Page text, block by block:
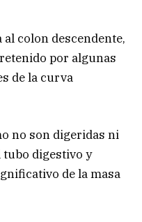
colon descendente,
por algunas
de la curva
no son digeridas ni
tubo digestivo y
de la masa